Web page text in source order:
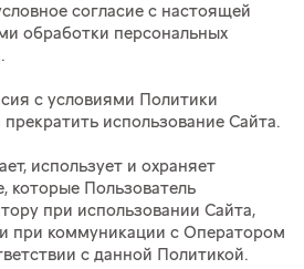
согласие с настоящей
обработки персональных
с условиями Политики
использование Сайта.
использует и охраняет
которые Пользователь
при использовании Сайта,
при коммуникации с Оператором
с данной Политикой.